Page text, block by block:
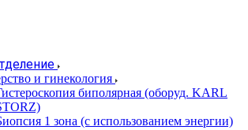
и гинекология
биполярная (оборуд. KARL
1 зона (с использованием энергии)